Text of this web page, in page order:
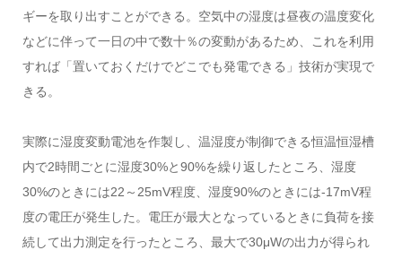
ギーを取り出すことができる。空気中の湿度は昼夜の温度変化
などに伴って一日の中で数十％の変動があるため、これを利用
すれば「置いておくだけでどこでも発電できる」技術が実現で
きる。
実際に湿度変動電池を作製し、温湿度が制御できる恒温恒湿槽
内で2時間ごとに湿度30%と90%を繰り返したところ、湿度
30%のときには22～25mV程度、湿度90%のときには-17mV程
度の電圧が発生した。電圧が最大となっているときに負荷を接
続して出力測定を行ったところ、最大で30μWの出力が得られ